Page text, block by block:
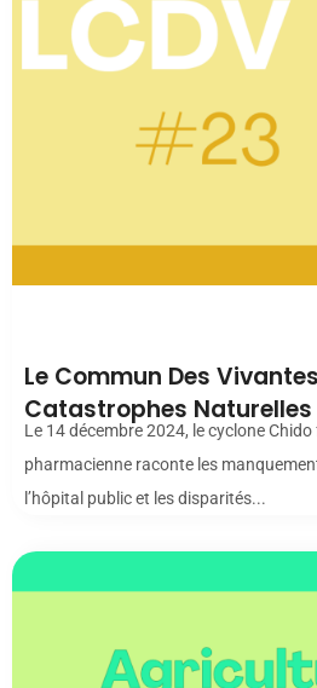
Le Commun Des
Catastrophes Naturelles
Le 14 décembre 2024, le cyclone
pharmacienne raconte les
l’hôpital public et les disparités...